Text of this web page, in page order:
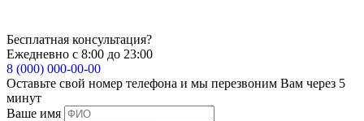
Бесплатная консультация?
Ежедневно с 8:00 до 23:00
8 (000) 000-00-00
Оставьте свой номер телефона и мы перезвоним Вам через 5
минут
Ваше имя